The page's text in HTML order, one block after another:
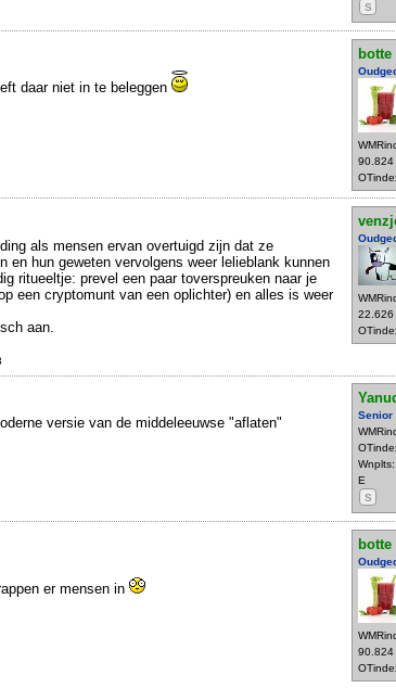
S
90.824
daar niet in te beleggen
22.626
als mensen ervan overtuigd zijn dat ze
en hun geweten vervolgens weer lelieblank kunnen
ritueeltje: prevel een paar toverspreuken naar je
een cryptomunt van een oplichter) en alles is weer
aan.
Senior
E
S
versie van de middeleeuwse "aflaten"
90.824
er mensen in